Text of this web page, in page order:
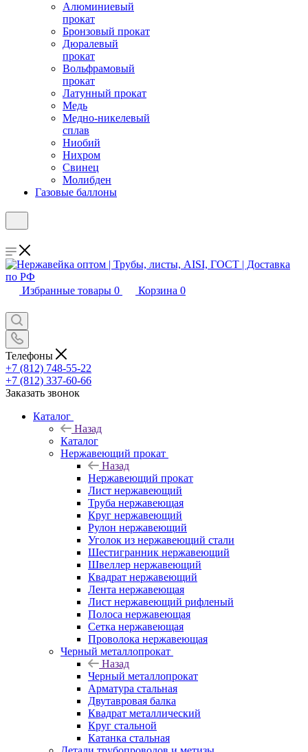
Алюминиевый
прокат
Бронзовый прокат
Дюралевый
прокат
Вольфрамовый
прокат
Латунный прокат
Медь
Медно-никелевый
сплав
Ниобий
Нихром
Свинец
Молибден
Газовые баллоны
Избранные товары 0 Корзина 0
Телефоны
+7 (812) 748-55-22
+7 (812) 337-60-66
Заказать звонок
Каталог
Назад
Каталог
Нержавеющий прокат
Назад
Нержавеющий прокат
Лист нержавеющий
Труба нержавеющая
Круг нержавеющий
Рулон нержавеющий
Уголок из нержавеющий стали
Шестигранник нержавеющий
Швеллер нержавеющий
Квадрат нержавеющий
Лента нержавеющая
Лист нержавеющий рифленый
Полоса нержавеющая
Сетка нержавеющая
Проволока нержавеющая
Черный металлопрокат
Назад
Черный металлопрокат
Арматура стальная
Двутавровая балка
Квадрат металлический
Круг стальной
Катанка стальная